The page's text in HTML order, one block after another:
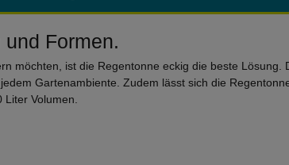
Formen.
möchten, ist die Regentonne eckig die beste
Gartenambiente. Zudem lässt sich die
Volumen.